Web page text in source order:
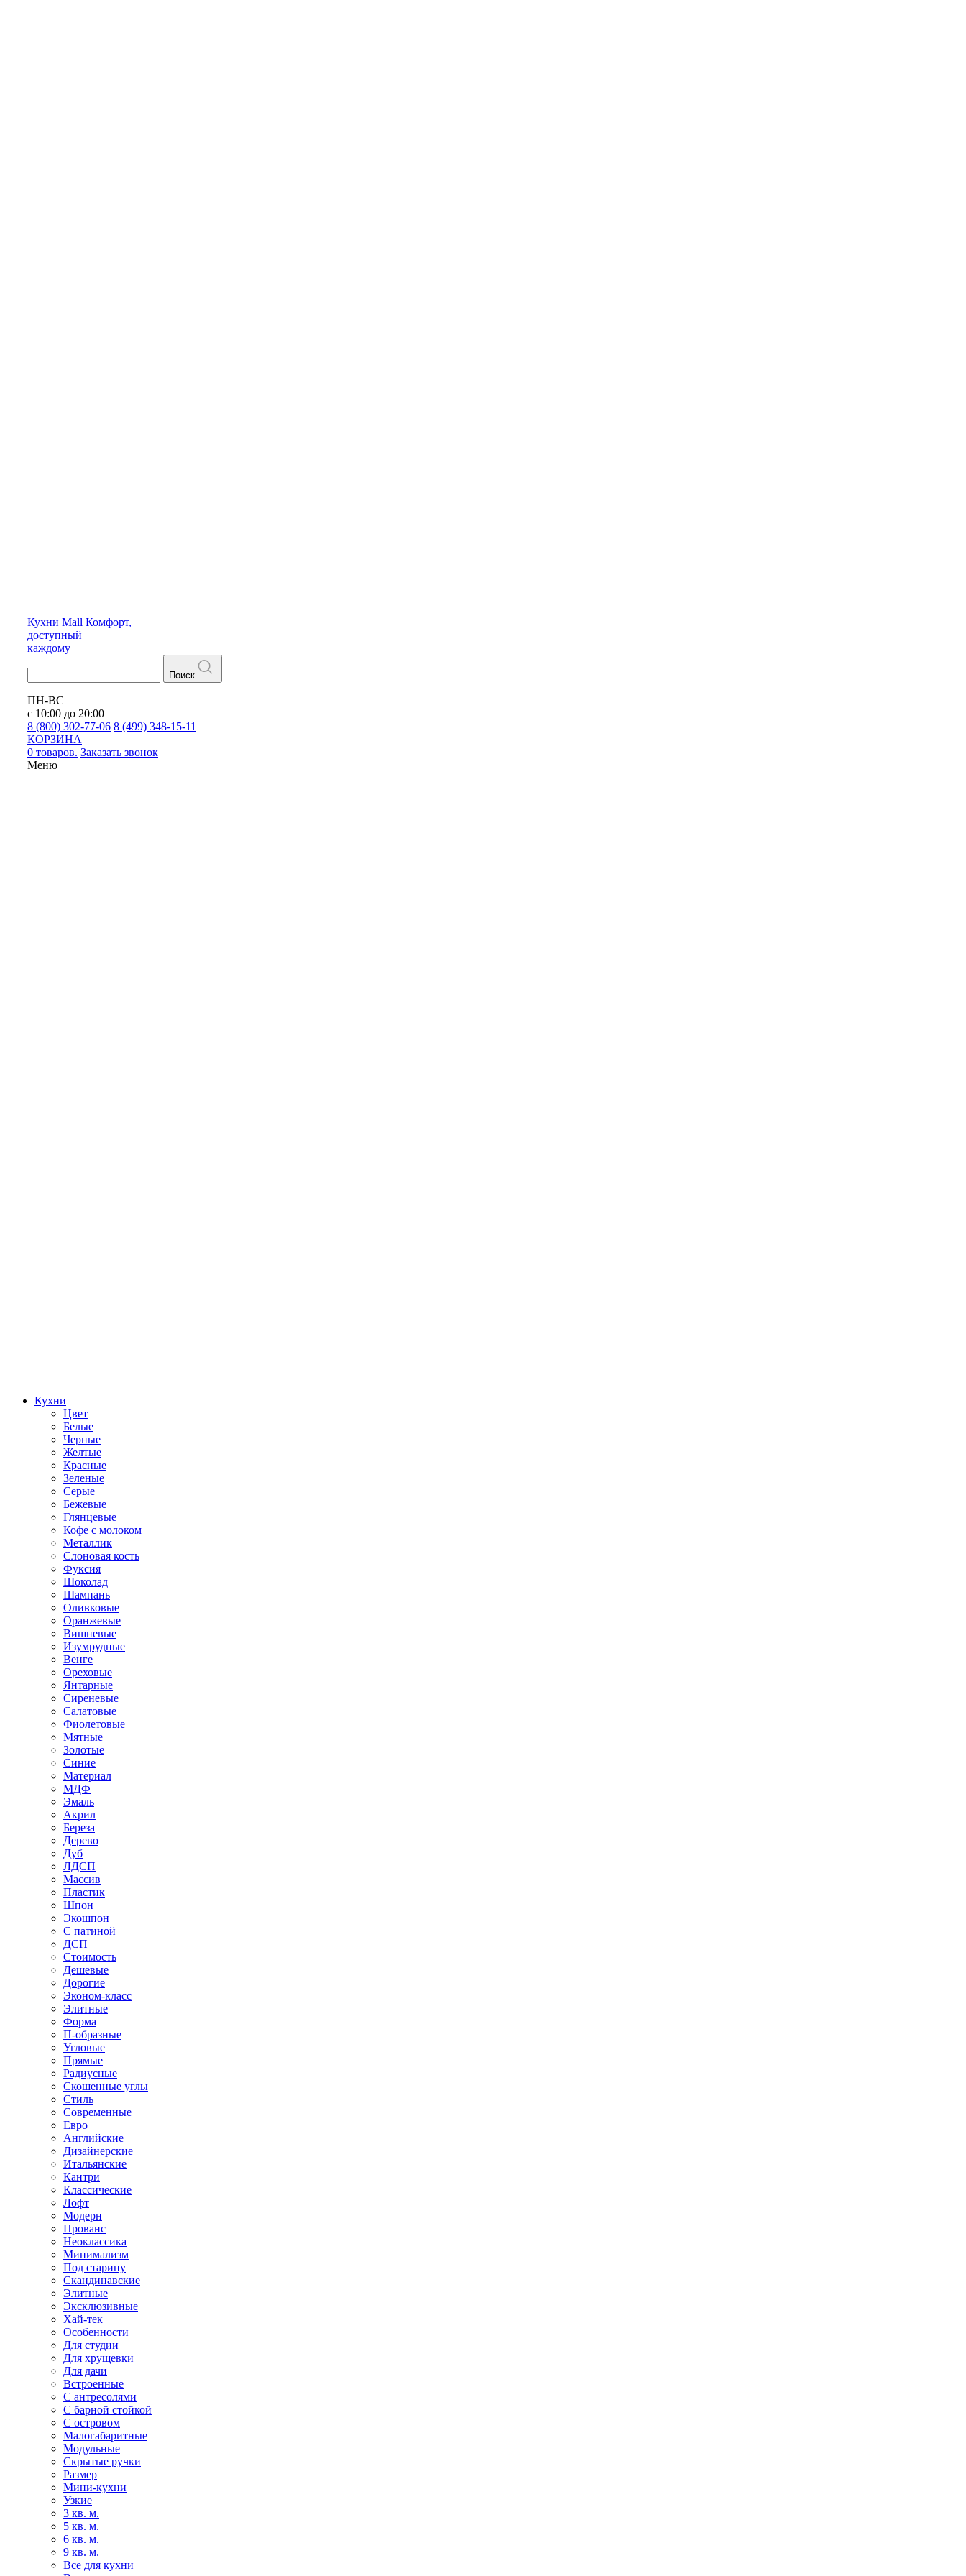
Кухни Mall Комфорт,
доступный
каждому
Поиск
ПН-ВС
с 10:00 до 20:00
8 (800) 302-77-06 8 (499) 348-15-11
КОРЗИНА
0 товаров. Заказать звонок
Меню
Кухни
Цвет
Белые
Черные
Желтые
Красные
Зеленые
Серые
Бежевые
Глянцевые
Кофе с молоком
Металлик
Слоновая кость
Фуксия
Шоколад
Шампань
Оливковые
Оранжевые
Вишневые
Изумрудные
Венге
Ореховые
Янтарные
Сиреневые
Салатовые
Фиолетовые
Мятные
Золотые
Синие
Материал
МДФ
Эмаль
Акрил
Береза
Дерево
Дуб
ЛДСП
Массив
Пластик
Шпон
Экошпон
С патиной
ДСП
Стоимость
Дешевые
Дорогие
Эконом-класс
Элитные
Форма
П-образные
Угловые
Прямые
Радиусные
Скошенные углы
Стиль
Современные
Евро
Английские
Дизайнерские
Итальянские
Кантри
Классические
Лофт
Модерн
Прованс
Неоклассика
Минимализм
Под старину
Скандинавские
Элитные
Эксклюзивные
Хай-тек
Особенности
Для студии
Для хрущевки
Для дачи
Встроенные
С антресолями
С барной стойкой
С островом
Малогабаритные
Модульные
Скрытые ручки
Размер
Мини-кухни
Узкие
3 кв. м.
5 кв. м.
6 кв. м.
9 кв. м.
Все для кухни